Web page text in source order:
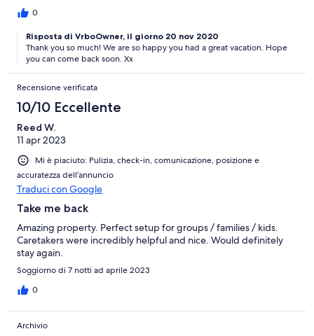
0
Risposta di VrboOwner, il giorno 20 nov 2020
Thank you so much! We are so happy you had a great vacation. Hope
you can come back soon. Xx
Recensione verificata
10/10 Eccellente
Reed W.
11 apr 2023
Mi è piaciuto: Pulizia, check-in, comunicazione, posizione e
accuratezza dell’annuncio
Traduci con Google
Take me back
Amazing property. Perfect setup for groups / families / kids.
Caretakers were incredibly helpful and nice. Would definitely
stay again.
Soggiorno di 7 notti ad aprile 2023
0
Archivio